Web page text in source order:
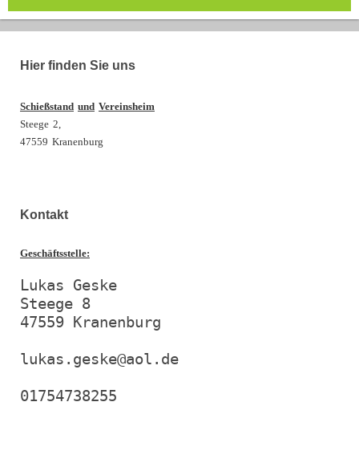
Hier finden Sie uns
Schießstand und Vereinsheim
Steege 2,
47559 Kranenburg
Kontakt
Geschäftsstelle:
Lukas Geske
Steege 8
47559 Kranenburg
lukas.geske@aol.de